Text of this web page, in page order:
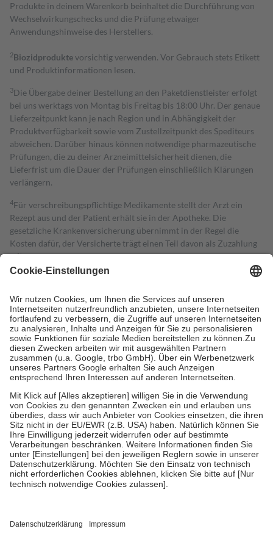
Produkte in deinem Warenkorb beinhaltet die Durchführung von
Wechselwirkungschecks und die Prüfung etwaiger
Anwendungshinweise des Herstellers.
2Biozidproduktevorsichtig verwenden. Vor Gebrauch stets Etikett
und Produktinformationen lesen.
3Die Übergabe deiner Bestellung an den Paketdienstleister erfolgt
bei uns werktags von Montag bis Freitag bis 18:00 Uhr. Der genaue
Lieferzeitpunkt kann je nach Region und in Abhängigkeit der
Produktverfügbarkeit sowie vom Zustellzeitpunkt des Spediteurs
abweichen. Darüber hinaus können notwendige pharmazeutische
Prüfungen, die zu deiner Arzneimittelsicherheit dienen, die
Lieferfrist um die Dauer der Prüfungen einschließlich Klärungen
verlängern.
4Für verschreibungspflichtige Medikamente stellt der Arzt ein
Rezept aus und der Patient erhält sie in der Apotheke. Die
gesetzliche Krankenversicherung übernimmt in der Regel die
Kosten dafür, der Versicherte trägt einen Teil davon als Zuzahlung
mit.
Grundsätzlich leisten Mitglieder Zuzahlungen in Höhe von zehn
höchstens zehn Euro.
Es sind jedoch nie mehr als die tatsächlichen
Kosten der Leistung zu entrichten.
Diese Regeln gelten grundsätzlich auch für Online-Apotheken.
Bei Heilmitteln und häuslicher Krankenpflege beträgt die
Zuzahlung zehn Prozent der Kosten sowie zehn Euro je
Verordnung.
Um das Engagement der Versicherten für ihre eigene Gesundheit zu
stärken und die besondere Stellung der Familie zu unterstützen,
fallenkeine Zuzahlungenan bei:
• Kindern und Jugendlichen bis zum vollendeten 18. Lebensjahr
mit Ausnahme der Fahrkosten
• Untersuchungen zur Vorsorge und Früherkennung, die von der
GKV getragen werden
• empfohlenen Schutzimpfungen
• Harn- und Blutteststreifen
getroffen, um sicherzustellen, dass es sich um echte Bewertungen